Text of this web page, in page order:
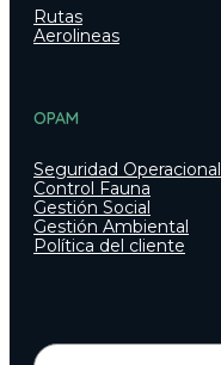
Rutas
Aerolineas
OPAM
Seguridad Operacional
Control Fauna
Gestión Social
Gestión Ambiental
Política del cliente